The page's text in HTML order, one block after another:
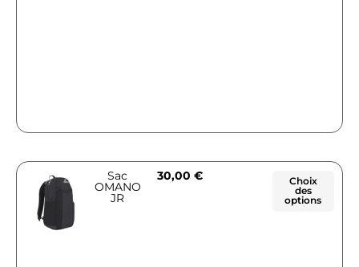
Sac
OMANO
JR
30,00 €
Choix
des
options